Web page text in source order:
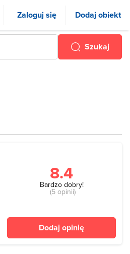
Zaloguj się Dodaj obiekt
Szukaj
8.4
Bardzo dobry!
(5 opinii)
Dodaj opinię